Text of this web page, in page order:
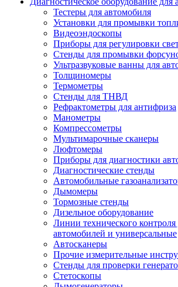
Тестеры для автомобиля
Установки для промывки
Видеоэндоскопы
Приборы для регулировки
Стенды для промывки
Ультразвуковые ванны для
Толщиномеры
Термометры
Стенды для ТНВД
Рефрактометры для антифриза
Манометры
Компрессометры
Мультимарочные сканеры
Люфтомеры
Приборы для диагностики
Диагностические стенды
Автомобильные
Дымомеры
Тормозные стенды
Дизельное оборудование
Линии технического контроля
автомобилей и универсальные
Автосканеры
Прочие измерительные
Стенды для проверки
Стетоскопы